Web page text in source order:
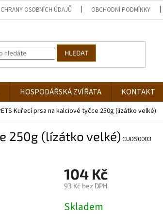
OSOBNÍCH ÚDAJŮ OBCHODNÍ PODMÍNKY
HLEDAT
HOSPODÁŘSKÁ ZVÍŘATA KONTAKT
Kuřecí prsa na kalciové tyčce 250g (lízátko velké)
250g (lízátko velké) CUDS0003
104 Kč
93 Kč bez DPH
cena:
Skladem